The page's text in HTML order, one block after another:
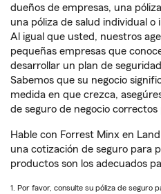
dueños de empresas, una
una póliza de salud individual o
Al igual que usted, nuestros
pequeñas empresas que
desarrollar un plan de
Sabemos que su negocio
medida en que crezca,
de seguro de negocio correctos
Hable con Forrest Minx en
una cotización de seguro para
productos son los adecuados
1. Por favor, consulte su póliza de seguro